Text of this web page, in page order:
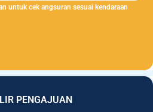
untuk cek angsuran sesuai kendaraan
PENGAJUAN